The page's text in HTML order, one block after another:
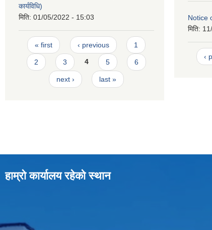
कार्यविधि)
मिति: 01/05/2022 - 15:03
Pages
« first ‹ previous 1
2 3 4 5 6
next › last »
Notice
मिति:
‹
हाम्रो कार्यालय रहेको स्थान